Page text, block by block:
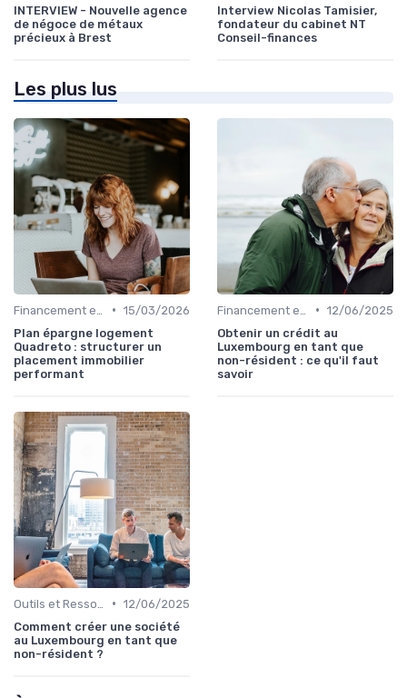
INTERVIEW - Nouvelle agence
de négoce de métaux
précieux à Brest
Interview Nicolas Tamisier,
fondateur du cabinet NT
Conseil-finances
Les plus lus
• 15/03/2026
Plan épargne logement
Quadreto : structurer un
placement immobilier
performant
• 12/06/2025
Obtenir un crédit au
Luxembourg en tant que
non-résident : ce qu'il faut
savoir
• 12/06/2025
Comment créer une société
au Luxembourg en tant que
non-résident ?